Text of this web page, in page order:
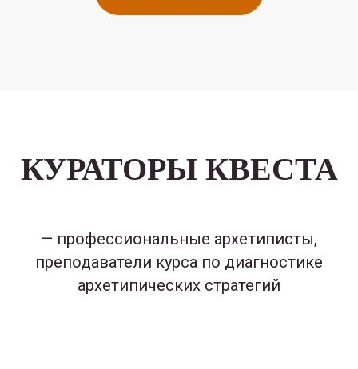
КУРАТОРЫ КВЕСТА
— профессиональные архетиписты,
преподаватели курса по диагностике
архетипических стратегий